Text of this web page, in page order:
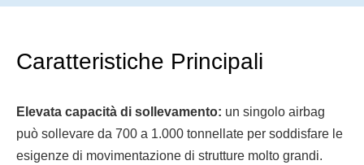
Caratteristiche Principali
Elevata capacità di sollevamento: un singolo airbag
può sollevare da 700 a 1.000 tonnellate per soddisfare le
esigenze di movimentazione di strutture molto grandi.